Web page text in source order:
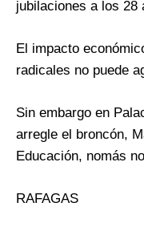
jubilaciones a los 28
El impacto
radicales no puede
Sin embargo en
arregle el broncón,
Educación, nomás
RAFAGAS